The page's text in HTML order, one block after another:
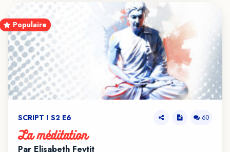
SCRIPT ! S2 E6 60
La méditation
Par Élisabeth Feytit
Populaire